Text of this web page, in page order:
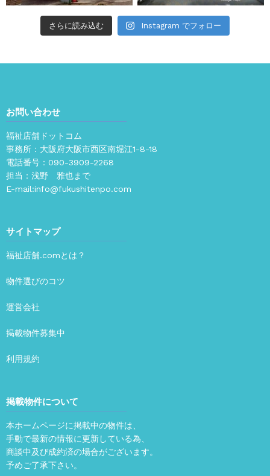
さらに読み込む Instagram でフォロー
お問い合わせ
福祉店舗ドットコム
事務所：大阪府大阪市西区南堀江1-8-18
電話番号： 090-3909-2268
担当：浅野 雅也まで
E-mail:info@fukushitenpo.com
サイトマップ
福祉店舗.comとは？
物件選びのコツ
運営会社
掲載物件募集中
利用規約
掲載物件について
本ホームページに掲載中の物件は、
手動で最新の情報に更新している為、
商談中及び成約済の場合がございます。
予めご了承下さい。